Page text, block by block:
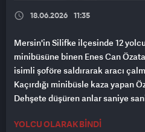
18.06.2026 11:35
Mersin'in Silifke ilçesinde 12
minibüsüne binen Enes Can
isimli şoföre saldırarak aracı
Kaçırdığı minibüsle kaza yapan
Dehşete düşüren anlar saniye
YOLCU OLARAK BİNDİ